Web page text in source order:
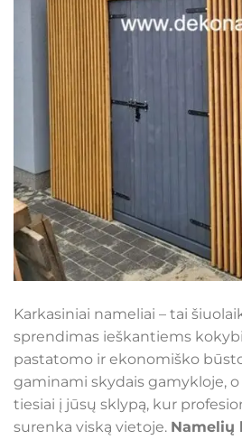
Karkasiniai nameliai – tai
sprendimas ieškantiems
pastatomo ir ekonomiško
gaminami skydais gamykloje,
tiesiai į jūsų sklypą, kur
surenka viską vietoje. Namelių